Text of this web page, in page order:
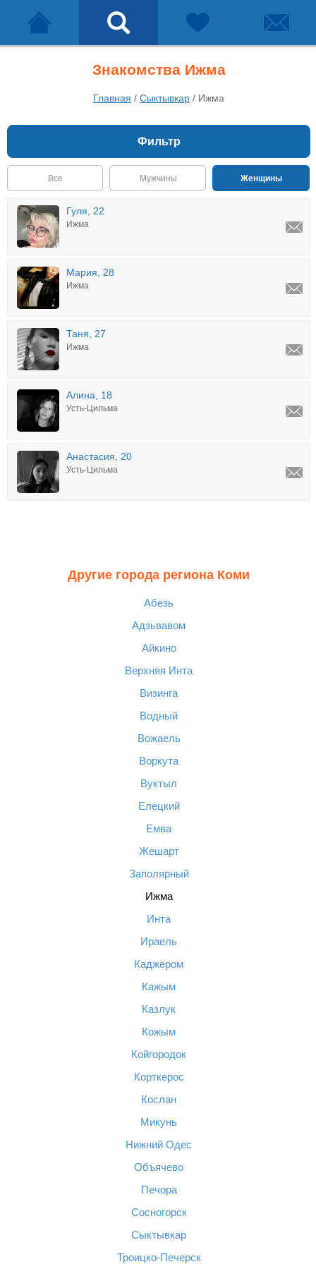
Знакомства Ижма
Главная / Сыктывкар / Ижма
Фильтр
Все Мужчины Женщины
Гуля, 22
Ижма
Мария, 28
Ижма
Таня, 27
Ижма
Алина, 18
Усть-Цильма
Анастасия, 20
Усть-Цильма
Другие города региона Коми
Абезь
Адзьвавом
Айкино
Верхняя Инта
Визинга
Водный
Вожаель
Воркута
Вуктыл
Елецкий
Емва
Жешарт
Заполярный
Ижма
Инта
Ираель
Каджером
Кажым
Казлук
Кожым
Койгородок
Корткерос
Кослан
Микунь
Нижний Одес
Объячево
Печора
Сосногорск
Сыктывкар
Троицко-Печерск